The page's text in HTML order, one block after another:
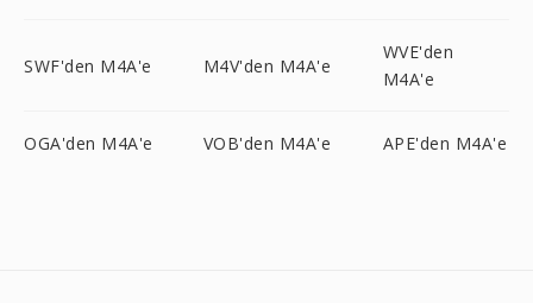
SWF'den M4A'e M4V'den M4A'e
WVE'den
M4A'e
OGA'den M4A'e VOB'den M4A'e APE'den M4A'e